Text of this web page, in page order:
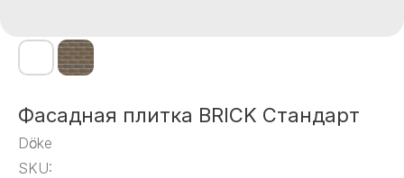
Фасадная плитка BRICK Стандарт
Dӧcke
SKU: